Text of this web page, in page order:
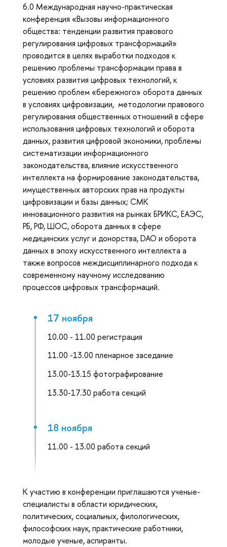
6.0 Международная научно-практическая
конференция «Вызовы информационного
общества: тенденции развития правового
регулирования цифровых трансформаций»
проводится в целях выработки подходов к
решению проблемы трансформации права в
условиях развития цифровых технологий, к
решению проблем «бережного» оборота данных
в условиях цифровизации, методологии правового
регулирования общественных отношений в сфере
использования цифровых технологий и оборота
данных, развития цифровой экономики, проблемы
систематизации информационного
законодательства, влияние искусственного
интеллекта на формирование законодательства,
имущественных авторских прав на продукты
цифровизации и базы данных; СМК
инновационного развития на рынках БРИКС, ЕАЭС,
РБ, РФ, ШОС, оборота данных в сфере
медицинских услуг и донорства, DAO и оборота
данных в эпоху искусственного интеллекта а
также вопросов междисциплинарного подхода к
современному научному исследованию
процессов цифровых трансформаций.
17 ноября
10.00 - 11.00 регистрация
11.00 -13.00 пленарное заседание
13.00-13.15 фотографирование
13.30-17.30 работа секций
18 ноября
11.00 - 13.00 работа секций
К участию в конференции приглашаются ученые-
специалисты в области юридических,
политических, социальных, филологических,
философских наук, практические работники,
молодые ученые, аспиранты.